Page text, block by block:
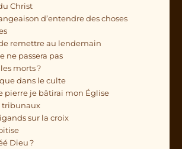
Christ
d’entendre des choses
remettre au lendemain
ne passera pas
morts ?
dans le culte
pierre je bâtirai mon Église
tribunaux
sur la croix
Dieu ?